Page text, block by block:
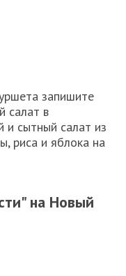
запишите
салат в
и сытный салат из
риса и яблока на
на Новый